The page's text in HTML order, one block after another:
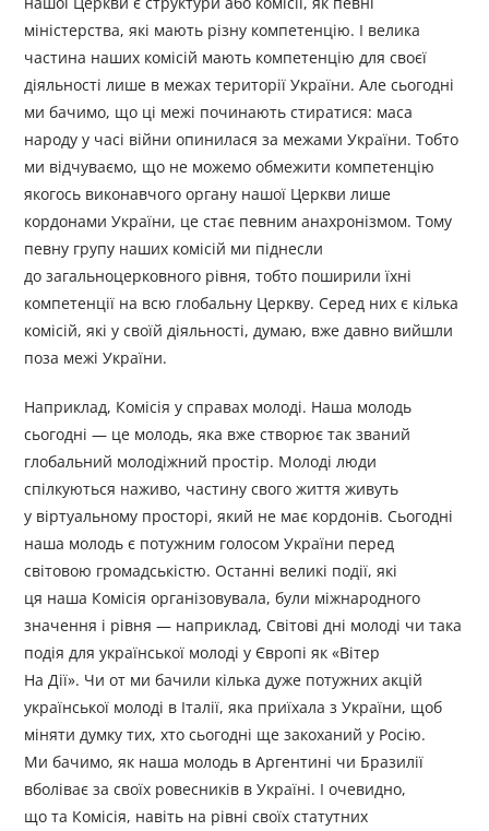
міністерства, які мають різну компетенцію. І велика
частина наших комісій мають компетенцію для своєї
діяльності лише в межах території України. Але сьогодні
ми бачимо, що ці межі починають стиратися: маса
народу у часі війни опинилася за межами України. Тобто
ми відчуваємо, що не можемо обмежити компетенцію
якогось виконавчого органу нашої Церкви лише
кордонами України, це стає певним анахронізмом. Тому
певну групу наших комісій ми піднесли
до загальноцерковного рівня, тобто поширили їхні
компетенції на всю глобальну Церкву. Серед них є кілька
комісій, які у своїй діяльності, думаю, вже давно вийшли
поза межі України.
Наприклад, Комісія у справах молоді. Наша молодь
сьогодні — це молодь, яка вже створює так званий
глобальний молодіжний простір. Молоді люди
спілкуються наживо, частину свого життя живуть
у віртуальному просторі, який не має кордонів. Сьогодні
наша молодь є потужним голосом України перед
світовою громадськістю. Останні великі події, які
ця наша Комісія організовувала, були міжнародного
значення і рівня — наприклад, Світові дні молоді чи така
подія для української молоді у Європі як «Вітер
На Дії». Чи от ми бачили кілька дуже потужних акцій
української молоді в Італії, яка приїхала з України, щоб
міняти думку тих, хто сьогодні ще закоханий у Росію.
Ми бачимо, як наша молодь в Аргентині чи Бразилії
вболіває за своїх ровесників в Україні. І очевидно,
що та Комісія, навіть на рівні своїх статутних